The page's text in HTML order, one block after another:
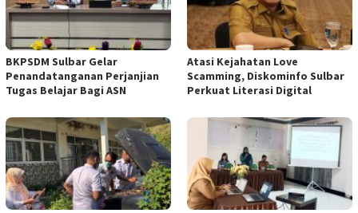
BKPSDM Sulbar Gelar
Penandatanganan Perjanjian
Tugas Belajar Bagi ASN
Atasi Kejahatan Love
Scamming, Diskominfo Sulbar
Perkuat Literasi Digital